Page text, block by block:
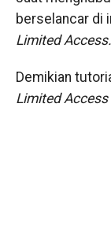
berselancar di
Limited Access.
Demikian
Limited Access